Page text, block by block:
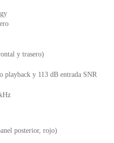
y trasero)
playback y 113 dB entrada SNR
posterior, rojo)